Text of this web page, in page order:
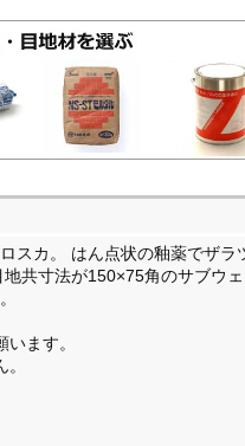
スカ。 はん点状の釉薬でザラ
共寸法が150×75角のサブウ
います。
。